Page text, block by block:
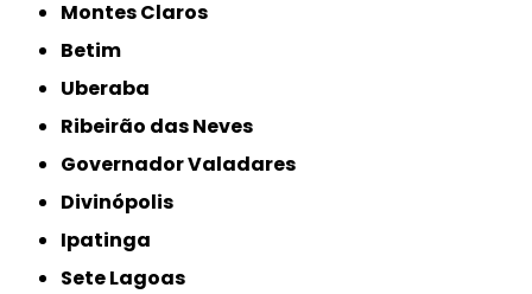
Montes Claros
Betim
Uberaba
Ribeirão das Neves
Governador Valadares
Divinópolis
Ipatinga
Sete Lagoas